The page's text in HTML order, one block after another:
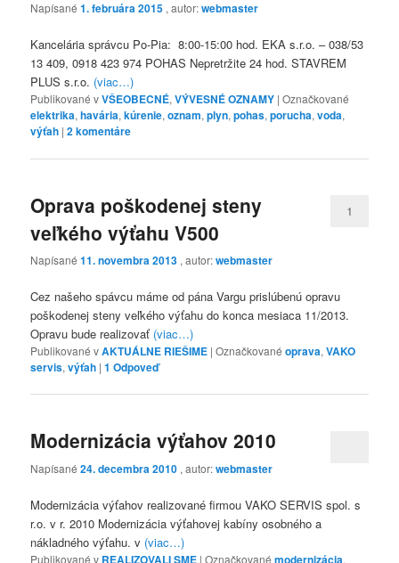
Napísané1. februára 2015 , autor:webmaster
Kancelária správcu Po-Pia: 8:00-15:00 hod. EKA s.r.o. – 038/53
13 409, 0918 423 974 POHAS Nepretržite 24 hod. STAVREM
PLUS s.r.o. (viac…)
Publikované vVŠEOBECNÉ,VÝVESNÉ OZNAMY |Označkované
elektrika,havária,kúrenie,oznam,plyn,pohas,porucha,voda,
výťah |2komentáre
Oprava poškodenej steny
veľkého výťahu V500
Napísané11. novembra 2013 , autor:webmaster
1
Cez našeho spávcu máme od pána Vargu prislúbenú opravu
poškodenej steny veľkého výťahu do konca mesiaca 11/2013.
Opravu bude realizovať (viac…)
Publikované vAKTUÁLNE RIEŠIME |Označkované oprava,VAKO
servis,výťah |1 Odpoveď
Modernizácia výťahov 2010
Napísané24. decembra 2010 , autor:webmaster
Modernizácia výťahov realizované firmou VAKO SERVIS spol. s
r.o. v r. 2010 Modernizácia výťahovej kabíny osobného a
nákladného výťahu. v (viac…)
Publikované v REALIZOVALI SME |Označkované modernizácia,